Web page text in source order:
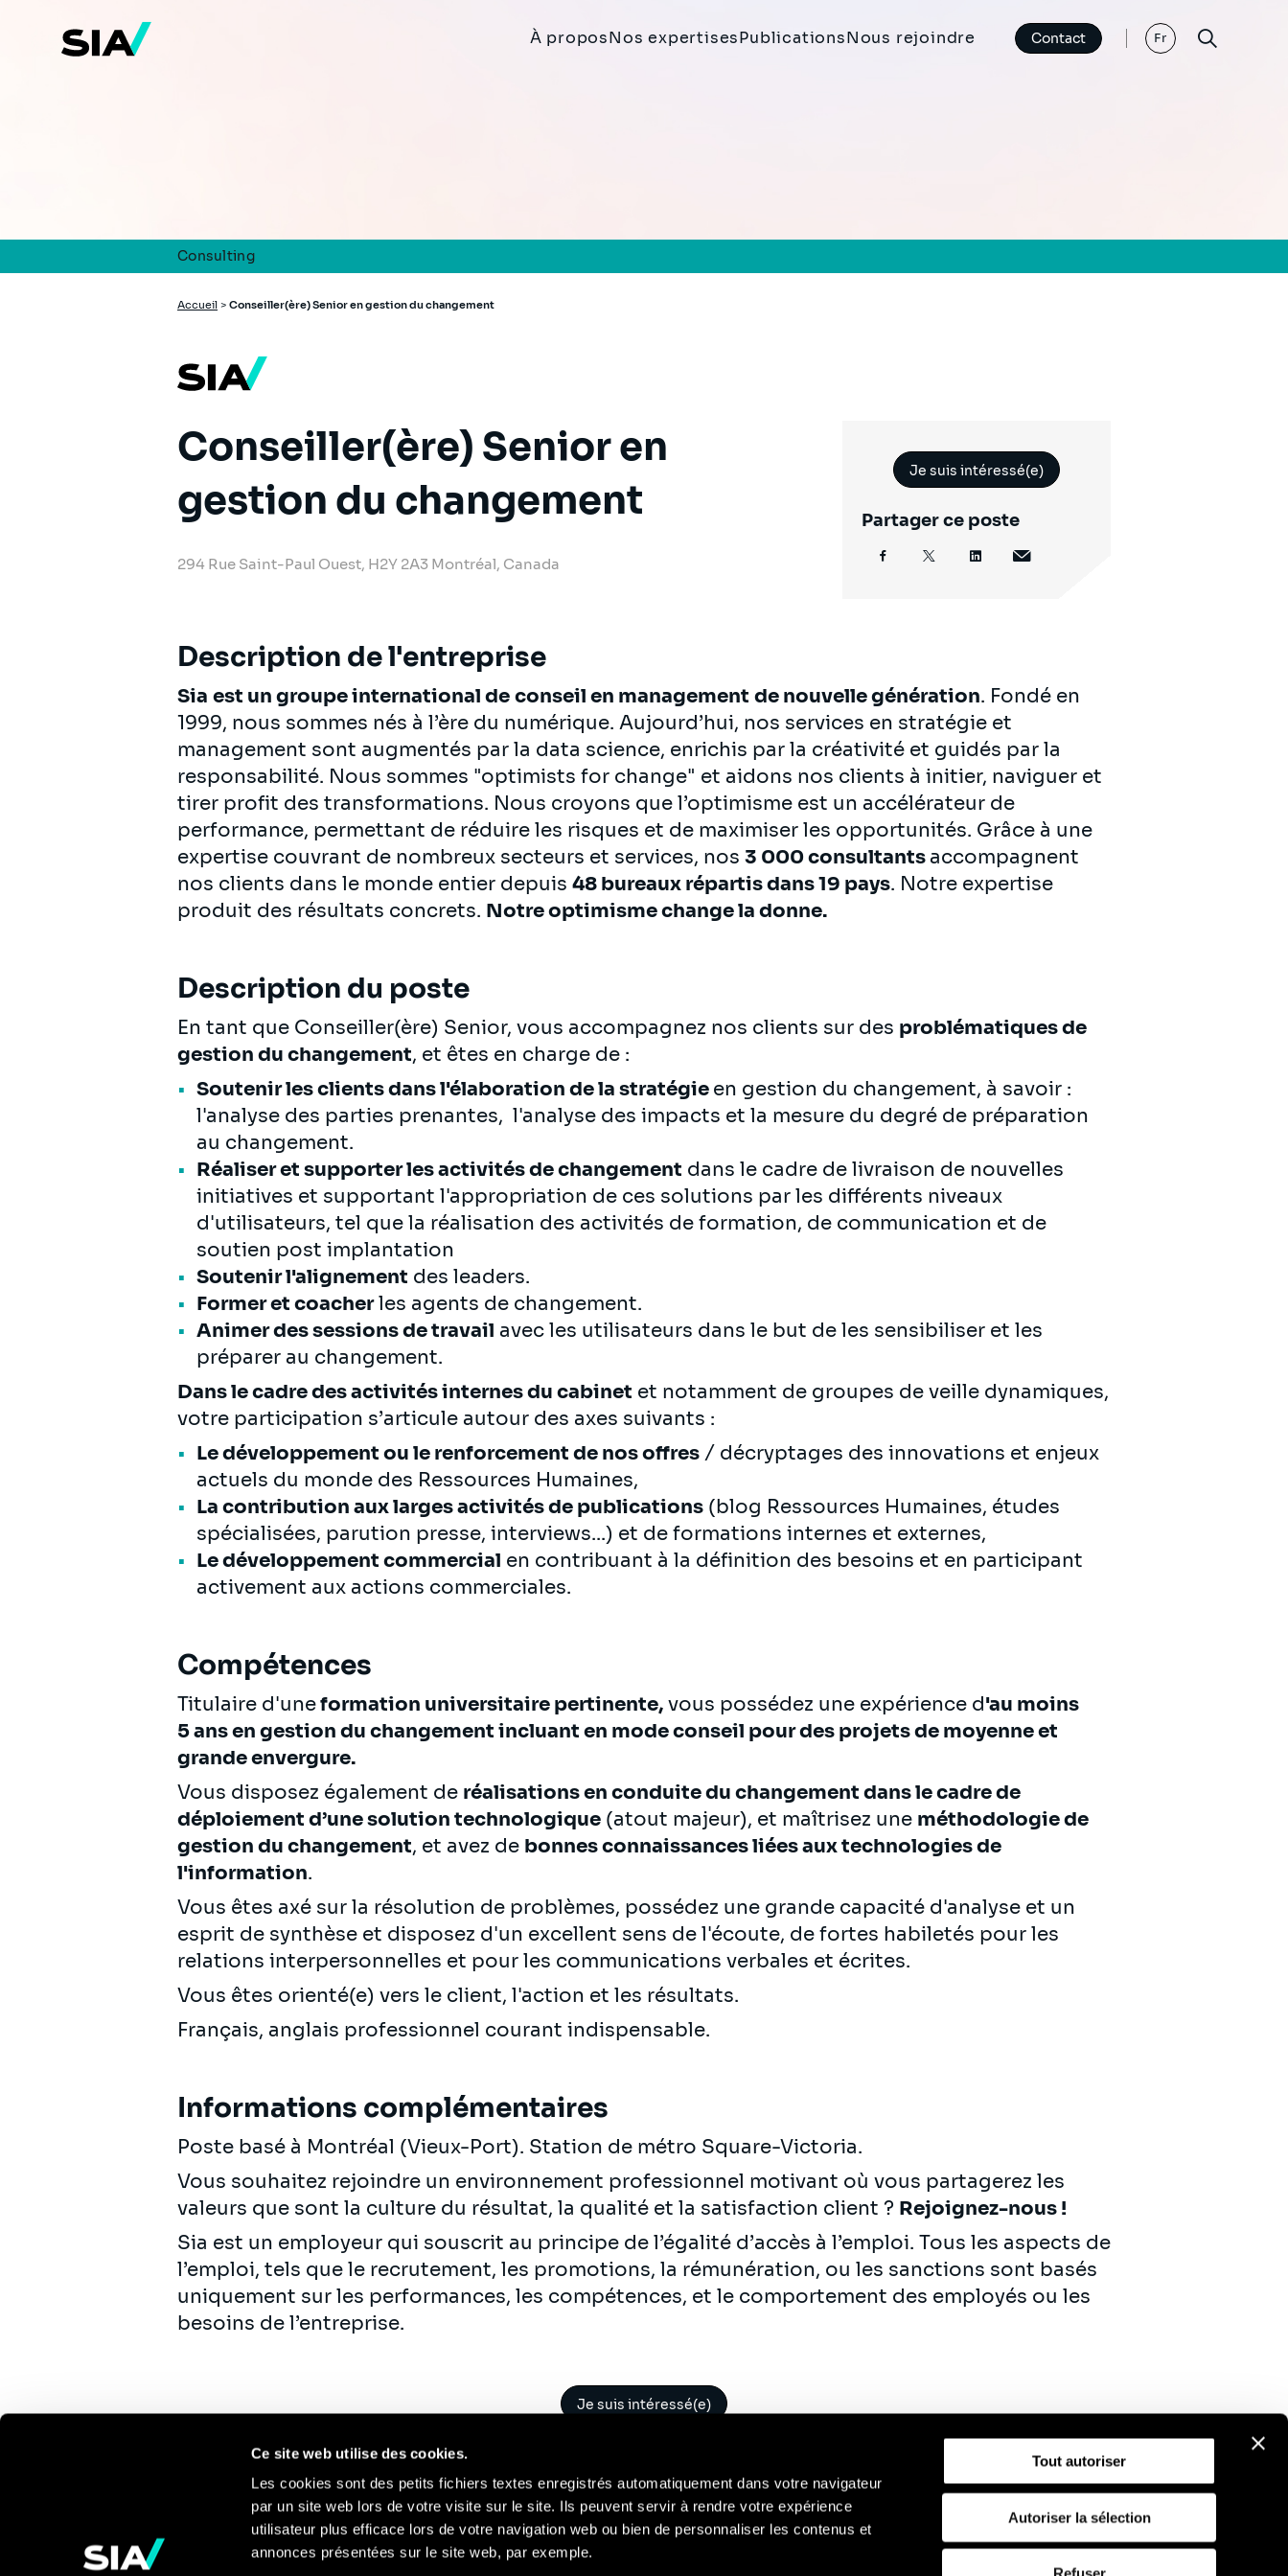
Ce site web utilise des cookies.
Les cookies sont des petits fichiers textes enregistrés automatiquement dans votre navigateur
par un site web lors de votre visite sur le site. Ils peuvent servir à rendre votre expérience
utilisateur plus efficace lors de votre navigation web ou bien de personnaliser les contenus et
annonces présentées sur le site web, par exemple.
Tout autoriser
Autoriser la sélection
À proposNos expertisesPublicationsNous rejoindre Contact Fr
Consulting
Fil
Accueil > Conseiller(ère) Senior en gestion du changement
Conseiller(ère) Senior en
gestion du changement
294 Rue Saint-Paul Ouest, H2Y 2A3 Montréal, Canada
Je suis intéressé(e)
Partager ce poste
Description de l'entreprise
Sia est un groupe international de conseil en management de nouvelle génération. Fondé en
1999, nous sommes nés à l’ère du numérique. Aujourd’hui, nos services en stratégie et
management sont augmentés par la data science, enrichis par la créativité et guidés par la
responsabilité. Nous sommes "optimists for change" et aidons nos clients à initier, naviguer et
tirer profit des transformations. Nous croyons que l’optimisme est un accélérateur de
performance, permettant de réduire les risques et de maximiser les opportunités. Grâce à une
expertise couvrant de nombreux secteurs et services, nos 3 000 consultants accompagnent
nos clients dans le monde entier depuis 48 bureaux répartis dans 19 pays. Notre expertise
produit des résultats concrets. Notre optimisme change la donne.
Description du poste
En tant que Conseiller(ère) Senior, vous accompagnez nos clients sur des problématiques de
gestion du changement, et êtes en charge de :
Soutenir les clients dans l'élaboration de la stratégie en gestion du changement, à savoir :
l'analyse des parties prenantes, l'analyse des impacts et la mesure du degré de préparation
au changement.
Réaliser et supporter les activités de changement dans le cadre de livraison de nouvelles
initiatives et supportant l'appropriation de ces solutions par les différents niveaux
d'utilisateurs, tel que la réalisation des activités de formation, de communication et de
soutien post implantation
Soutenir l'alignement des leaders.
Former et coacherles agents de changement.
Animer des sessions de travail avec les utilisateurs dans le but de les sensibiliser et les
préparer au changement.
Dans le cadre des activités internes du cabinet et notamment de groupes de veille dynamiques,
votre participation s’articule autour des axes suivants :
Le développement ou le renforcement de nos offres / décryptages des innovations et enjeux
actuels du monde des Ressources Humaines,
La contribution aux larges activités de publications (blog Ressources Humaines, études
spécialisées, parution presse, interviews...) et de formations internes et externes,
Le développement commercial en contribuant à la définition des besoins et en participant
activement aux actions commerciales.
Compétences
Titulaire d'uneformation universitaire pertinente, vous possédez une expérience d'au moins
5 ans en gestion du changement incluant en mode conseil pour des projets de moyenne et
grande envergure.
Vous disposez également de réalisations en conduite du changement dans le cadre de
déploiement d’une solution technologique (atout majeur), et maîtrisez une méthodologie de
gestion du changement, et avez de bonnes connaissances liées aux technologies de
l'information.
Vous êtes axé sur la résolution de problèmes, possédez une grande capacité d'analyse et un
esprit de synthèse et disposez d'un excellent sens de l'écoute, de fortes habiletés pour les
relations interpersonnelles et pour les communications verbales et écrites.
Vous êtes orienté(e) vers le client, l'action et les résultats.
Français, anglais professionnel courant indispensable.
Informations complémentaires
Poste basé à Montréal (Vieux-Port). Station de métro Square-Victoria.
Vous souhaitez rejoindre un environnement professionnel motivant où vous partagerez les
valeurs que sont la culture du résultat, la qualité et la satisfaction client ? Rejoignez-nous !
Sia est un employeur qui souscrit au principe de l’égalité d’accès à l’emploi. Tous les aspects de
l’emploi, tels que le recrutement, les promotions, la rémunération, ou les sanctions sont basés
uniquement sur les performances, les compétences, et le comportement des employés ou les
besoins de l’entreprise.
Je suis intéressé(e)
Pour en savoir Contact Mentions Légales Politique d'utilisation des cookies